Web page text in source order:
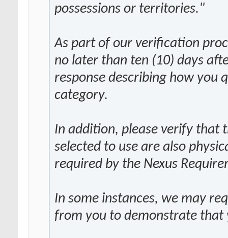
possessions or territories."
As part of our verification
no later than ten (10) days
response describing how you
category.
In addition, please verify that
selected to use are also
required by the Nexus
In some instances, we may
from you to demonstrate that